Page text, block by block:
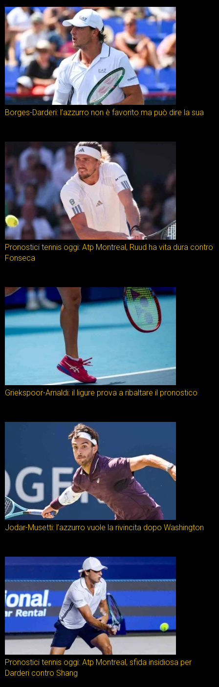
Borges-Darderi: l’azzurro non è favorito ma può dire la sua
Pronostici tennis oggi: Atp Montreal, Ruud ha vita dura contro
Fonseca
Griekspoor-Arnaldi: il ligure prova a ribaltare il pronostico
Jodar-Musetti: l’azzurro vuole la rivincita dopo Washington
Pronostici tennis oggi: Atp Montreal, sfida insidiosa per
Darderi contro Shang